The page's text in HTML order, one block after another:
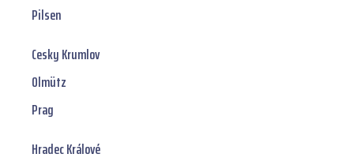
Pilsen
Cesky Krumlov
Olmütz
Prag
Hradec Králové